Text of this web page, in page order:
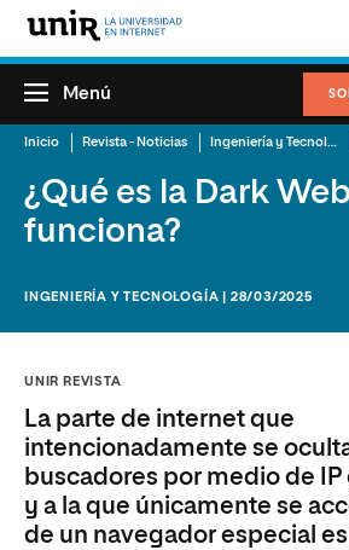
Menú
Inicio Revista - Noticias Ingeniería y Tecnología
¿Qué es la Dark
funciona?
INGENIERÍA Y TECNOLOGÍA | 28/03/2025
UNIR REVISTA
La parte de internet que
intencionadamente se
buscadores por medio de IP
y a la que únicamente se
de un navegador especial